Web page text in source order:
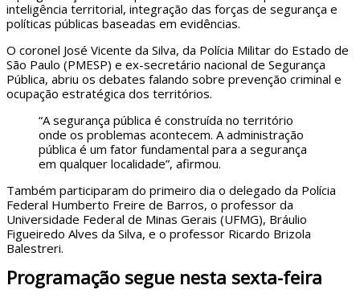
inteligência territorial, integração das forças de segurança e
políticas públicas baseadas em evidências.
O coronel José Vicente da Silva, da Polícia Militar do Estado de
São Paulo (PMESP) e ex-secretário nacional de Segurança
Pública, abriu os debates falando sobre prevenção criminal e
ocupação estratégica dos territórios.
“A segurança pública é construída no território
onde os problemas acontecem. A administração
pública é um fator fundamental para a segurança
em qualquer localidade”, afirmou.
Também participaram do primeiro dia o delegado da Polícia
Federal Humberto Freire de Barros, o professor da
Universidade Federal de Minas Gerais (UFMG), Bráulio
Figueiredo Alves da Silva, e o professor Ricardo Brizola
Balestreri.
Programação segue nesta sexta-feira